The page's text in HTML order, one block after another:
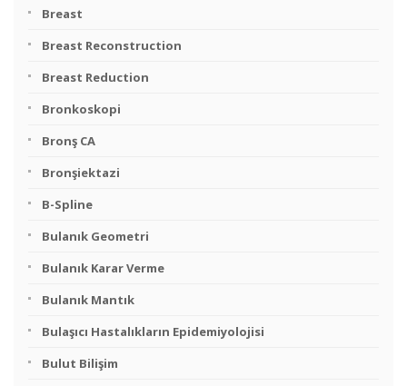
Breast
Breast Reconstruction
Breast Reduction
Bronkoskopi
Bronş CA
Bronşiektazi
B-Spline
Bulanık Geometri
Bulanık Karar Verme
Bulanık Mantık
Bulaşıcı Hastalıkların Epidemiyolojisi
Bulut Bilişim